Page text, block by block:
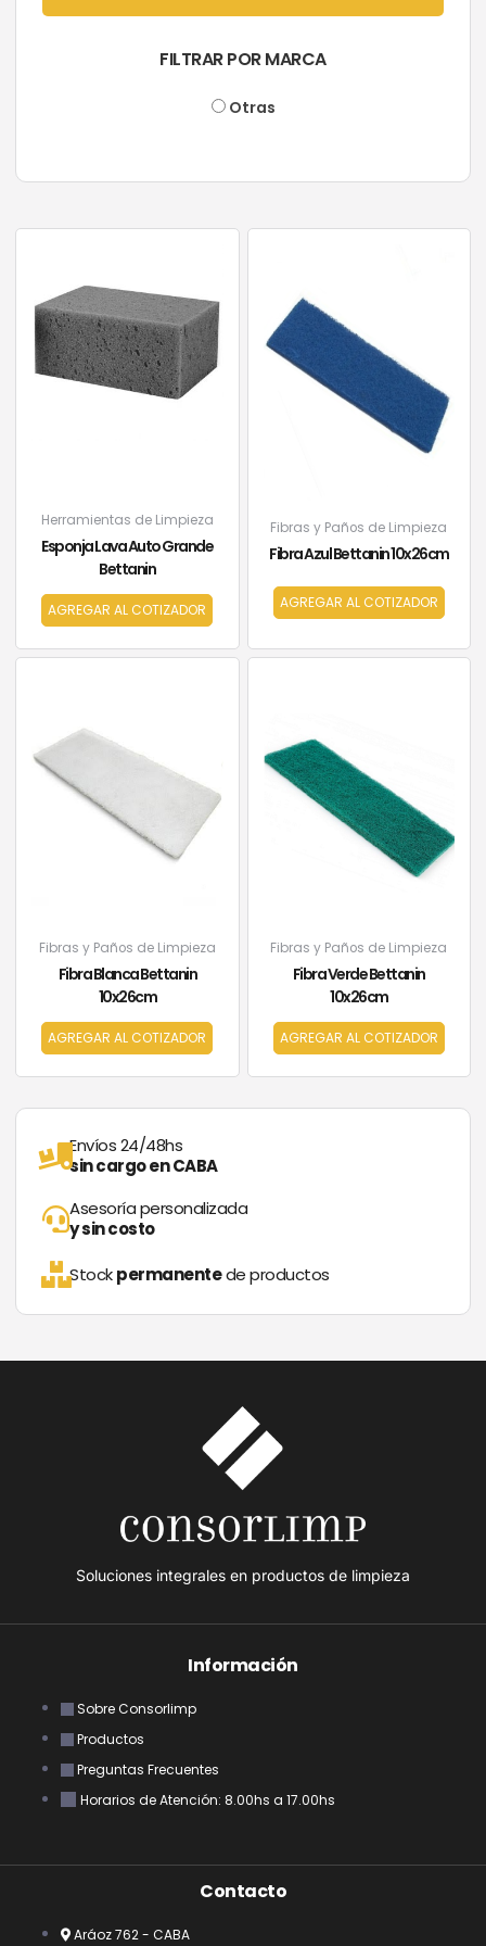
FILTRAR POR MARCA
Otras
Herramientas de Limpieza
Esponja Lava Auto Grande
Bettanin
AGREGAR AL COTIZADOR
Fibras y Paños de Limpieza
Fibra Azul Bettanin 10x26cm
AGREGAR AL COTIZADOR
Fibras y Paños de Limpieza
Fibra Blanca Bettanin
10x26cm
AGREGAR AL COTIZADOR
Fibras y Paños de Limpieza
Fibra Verde Bettanin
10x26cm
AGREGAR AL COTIZADOR
Envíos 24/48hs
sin cargo en CABA
Asesoría personalizada
y sin costo
Stockpermanentede productos
Soluciones integrales en productos de limpieza
Información
Sobre Consorlimp
Productos
Preguntas Frecuentes
Horarios de Atención: 8.00hs a 17.00hs
Contacto
Aráoz 762 - CABA